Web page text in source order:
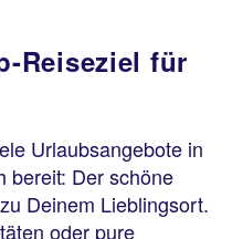
Reiseziel für
Urlaubsangebote in
bereit: Der schöne
Deinem Lieblingsort.
oder pure